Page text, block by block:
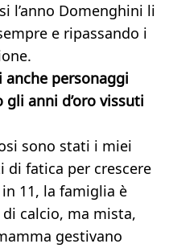
l’anno Domenghini li
e ripassando i
personaggi
anni d’oro vissuti
sono stati i miei
di fatica per crescere
11, la famiglia è
calcio, ma mista,
gestivano